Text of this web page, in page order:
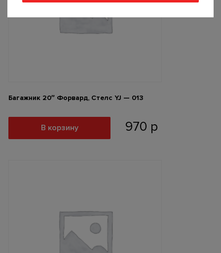
Багажник 20″ Форвард, Стелс YJ — 013
970 р
В корзину